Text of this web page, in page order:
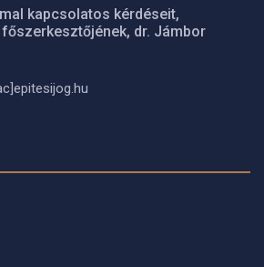
kapcsolatos kérdéseit,
dr. Jámbor